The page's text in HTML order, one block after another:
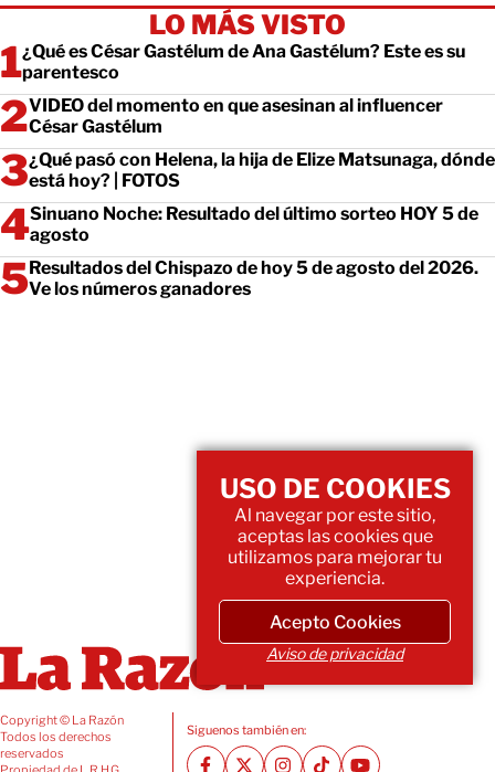
LO MÁS VISTO
¿Qué es César Gastélum de Ana Gastélum? Este es su
parentesco
VIDEO del momento en que asesinan al influencer
César Gastélum
¿Qué pasó con Helena, la hija de Elize Matsunaga, dónde
está hoy? | FOTOS
Sinuano Noche: Resultado del último sorteo HOY 5 de
agosto
Resultados del Chispazo de hoy 5 de agosto del 2026.
Ve los números ganadores
Copyright © La Razón
Todos los derechos
reservados
Siguenos también en:
USO DE COOKIES
Al navegar por este sitio,
aceptas las cookies que
utilizamos para mejorar tu
experiencia.
Acepto Cookies
Aviso de privacidad